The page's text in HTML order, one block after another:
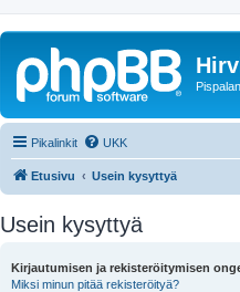
Pikalinkit UKK
Etusivu Usein kysyttyä
Usein kysyttyä
Kirjautumisen ja rekisteröitymisen
Miksi minun pitää rekisteröityä?